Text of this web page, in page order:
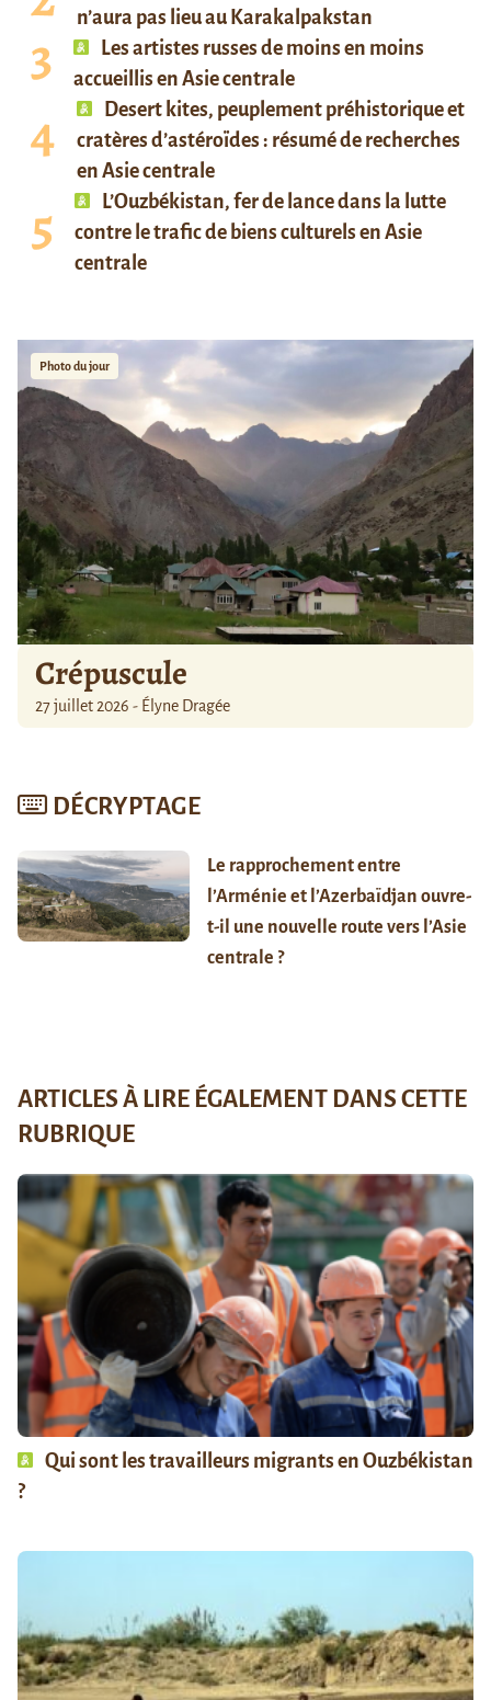
n’aura pas lieu au Karakalpakstan
Les artistes russes de moins en moins
accueillis en Asie centrale
Desert kites, peuplement préhistorique et
cratères d’astéroïdes : résumé de recherches
en Asie centrale
L’Ouzbékistan, fer de lance dans la lutte
contre le trafic de biens culturels en Asie
centrale
Photo du jour
Crépuscule
27 juillet 2026 - Élyne Dragée
DÉCRYPTAGE
Le rapprochement entre
l’Arménie et l’Azerbaïdjan ouvre-
t-il une nouvelle route vers l’Asie
centrale ?
ARTICLES À LIRE ÉGALEMENT DANS CETTE
RUBRIQUE
Qui sont les travailleurs migrants en Ouzbékistan
?